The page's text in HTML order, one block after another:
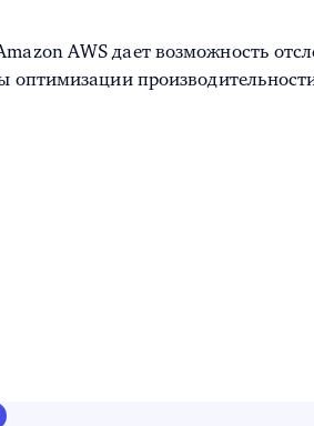
AWSдает возможность